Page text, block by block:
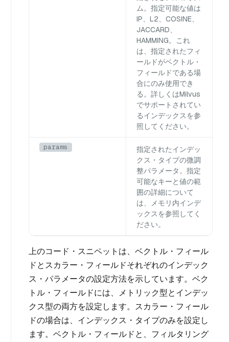
ム。指定可能な値は
IP、 L2、 COSINE、
JACCARD、
HAMMING。これ
は、指定されたフィ
ールドがベクトル・
フィールドである場
合にのみ使用でき
る。詳しくはMilvus
でサポートされてい
るインデックスを参
照してください。
params
指定されたインデッ
クス・タイプの微調
整パラメータ。指定
可能なキーと値の範
囲の詳細について
は、
メモリ内インデ
ックスを参照してく
ださい。
上のコード・スニペットは、ベクトル・フィール
ドとスカラー・フィールドそれぞれのインデック
ス・パラメータの設定方法を示しています。ベク
トル・フィールドには、メトリック型とインデッ
クス型の両方を設定します。スカラー・フィール
ドの場合は、インデックス・タイプのみを設定し
ます。ベクトル・フィールドと、フィルタリング